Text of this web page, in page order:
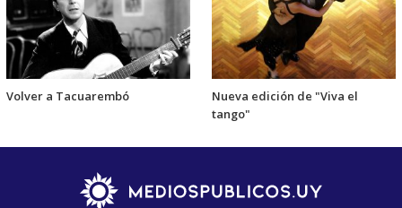
Volver a Tacuarembó
Nueva edición de "Viva el
tango"